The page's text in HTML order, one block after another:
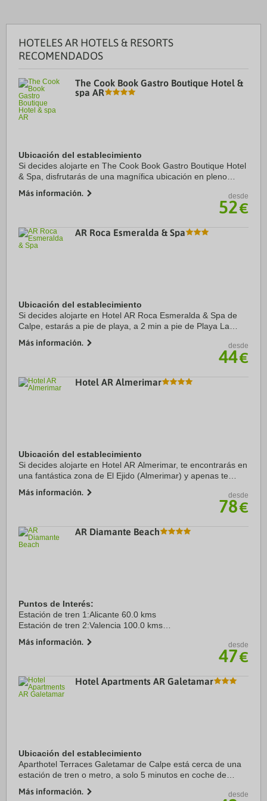
HOTELES AR HOTELS & RESORTS
RECOMENDADOS
The Cook Book Gastro Boutique Hotel &
spa AR
Ubicación del establecimiento
Si decides alojarte en The Cook Book Gastro Boutique Hotel
& Spa, disfrutarás de una magnífica ubicación en pleno
Calpe y Playa Arenal-Bol. ...
Más información. desde
52€
AR Roca Esmeralda & Spa
Ubicación del establecimiento
Si decides alojarte en Hotel AR Roca Esmeralda & Spa de
Calpe, estarás a pie de playa, a 2 min a pie de Playa La
playa se encuentra a 17,5 km de Playa ...
Más información. desde
44€
Hotel AR Almerimar
Ubicación del establecimiento
Si decides alojarte en Hotel AR Almerimar, te encontrarás en
una fantástica zona de El Ejido (Almerimar) y apenas te
Náutico de Almerimar. Además, ...
Más información. desde
78€
AR Diamante Beach
Puntos de Interés:
Estación de tren 1:Alicante 60.0 kms
Estación de tren 2:Valencia 100.0 kms
Aeropuerto 2:valencia 100.0 kms
Más información. desde
47€
Hotel Apartments AR Galetamar
Ubicación del establecimiento
Aparthotel Terraces Galetamar de Calpe está cerca de una
estación de tren o metro, a solo 5 minutos en coche de
encuentra a 12,4 km de Puerto de ...
Más información. desde